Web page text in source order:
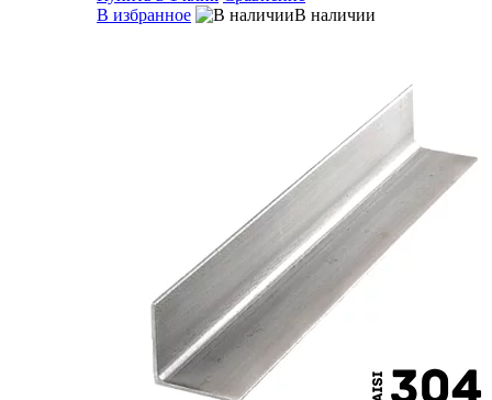
В избранное
В наличии